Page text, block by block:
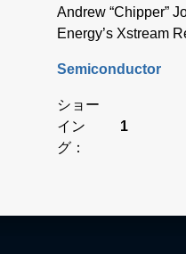
Andrew “Chipper”
Energy’s Xstream
great switch-hitters.
Semiconductor
ショー
イン
グ：